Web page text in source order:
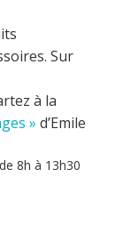
Sur
à la
» d’Emile
8h à 13h30